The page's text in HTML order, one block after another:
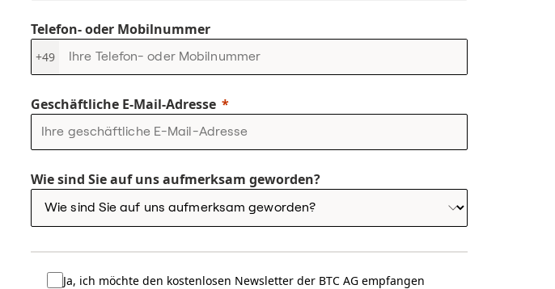
Telefon- oder Mobilnummer
+49
Geschäftliche E-Mail-Adresse
Wie sind Sie auf uns aufmerksam geworden?
Ja, ich möchte den kostenlosen Newsletter der BTC AG empfangen